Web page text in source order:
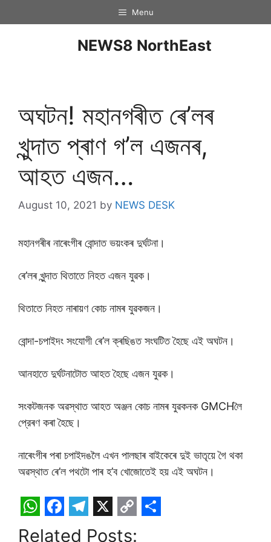
Menu
NEWS8 NorthEast
অঘটন! মহানগৰীত ৰে’লৰ
খুন্দাত প্ৰাণ গ’ল এজনৰ,
আহত এজন…
August 10, 2021 by NEWS DESK
মহানগৰীৰ নাৰেংগীৰ বোন্দাত ভয়ংকৰ দুৰ্ঘটনা।
ৰে’লৰ খুন্দাত থিতাতে নিহত এজন যুৱক।
থিতাতে নিহত নাৰায়ণ কোচ নামৰ যুৱকজন।
বোন্দা-চপাইদং সংযোগী ৰে’ল ক্ৰছিঙত সংঘটিত হৈছে এই অঘটন।
আনহাতে দুৰ্ঘটনাটোত আহত হৈছে এজন যুৱক।
সংকটজনক অৱস্থাত আহত অঞ্জন কোচ নামৰ যুৱকনক GMCHলৈ
প্রেৰণ কৰা হৈছে।
নাৰেংগীৰ পৰা চপাইদঙলৈ এখন পালছাৰ বাইকেৰে দুই ভাতৃয়ে গৈ থকা
অৱস্থাত ৰে’ল পথটো পাৰ হ’ব খোজোতেই হয় এই অঘটন।
W
F
T X
C
Related Posts: